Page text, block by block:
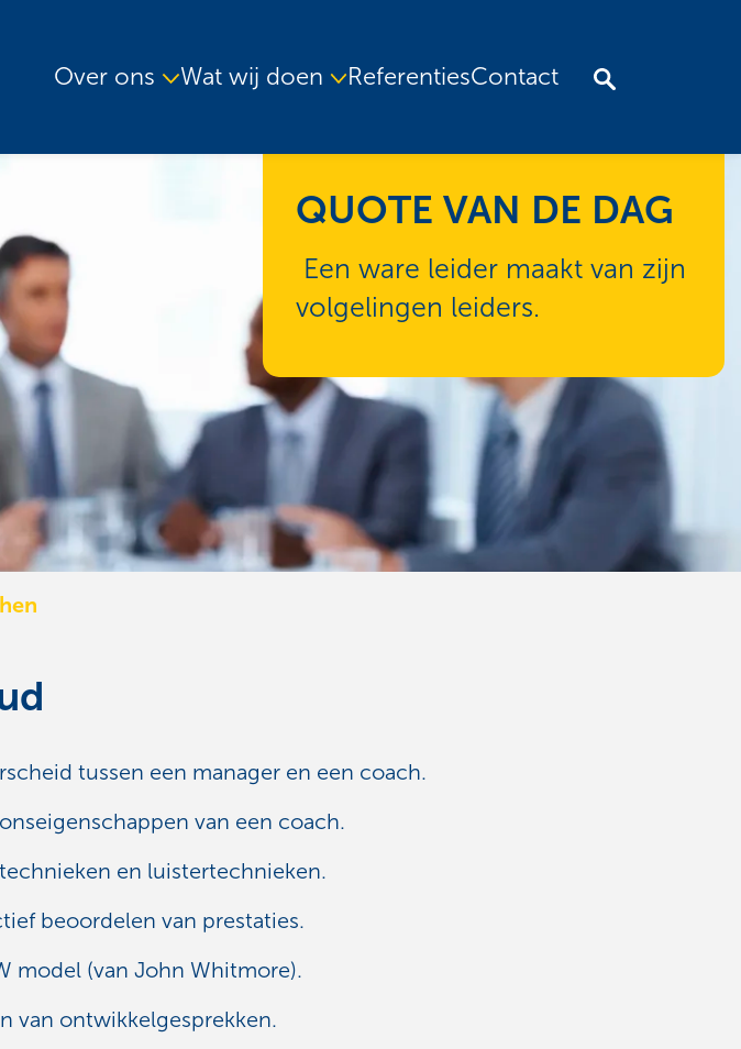
Over ons Wat wij doen ReferentiesContact
QUOTE VAN DE DAG
Een ware leider maakt van zijn
volgelingen leiders.
tussen een manager en een coach.
van een coach.
en luistertechnieken.
beoordelen van prestaties.
model (van John Whitmore).
van ontwikkelgesprekken.